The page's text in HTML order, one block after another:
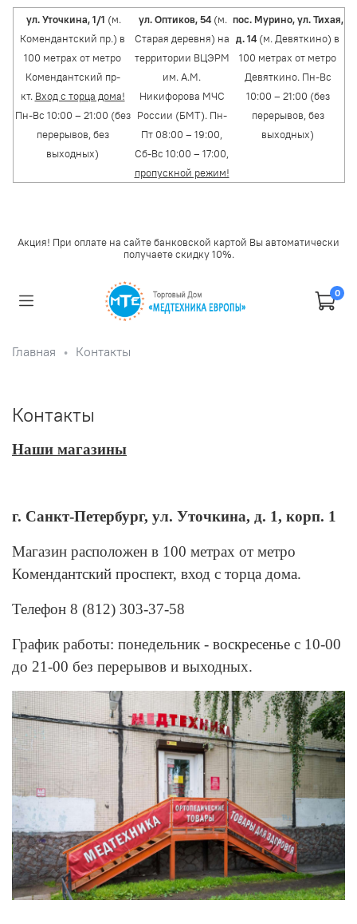
ул. Уточкина, 1/1 (м.
Комендантский пр.) в
100 метрах от метро
Комендантский пр-
кт. Вход с торца дома!
Пн-Вс 10:00 – 21:00 (без
перерывов, без
выходных)
ул. Оптиков, 54 (м.
Старая деревня) на
территории ВЦЭРМ
им. А.М.
Никифорова МЧС
России (БМТ). Пн-
Пт 08:00 – 19:00,
Сб-Вс 10:00 – 17:00,
пропускной режим!
пос. Мурино, ул. Тихая,
д. 14 (м. Девяткино) в
100 метрах от метро
Девяткино. Пн-Вс
10:00 – 21:00 (без
перерывов, без
выходных)
Акция! При оплате на сайте банковской картой Вы автоматически
получаете скидку 10%.
0
Главная Контакты
Контакты
Наши магазины
г. Санкт-Петербург, ул. Уточкина, д. 1, корп. 1
Магазин расположен в 100 метрах от метро
Комендантский проспект, вход с торца дома.
Телефон 8 (812) 303-37-58
График работы: понедельник - воскресенье с 10-00
до 21-00 без перерывов и выходных.